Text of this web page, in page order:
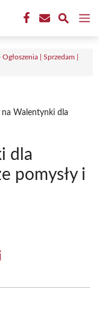
| Sprzedam |
na Walentynki dla
dla
pomysły i